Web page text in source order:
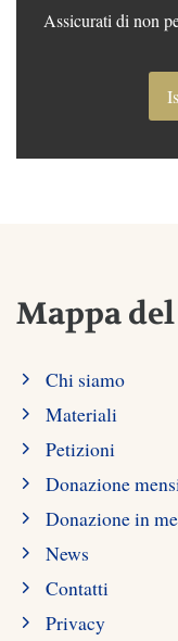
Assicurati di non
Mappa
Chi siamo
Materiali
Petizioni
Donazione
Donazione in
News
Contatti
Privacy